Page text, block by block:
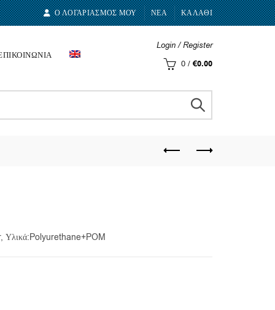
Ο ΛΟΓΑΡΙΑΣΜΟΣ ΜΟΥ ΝΕΑ ΚΑΛΑΘΙ
Login / Register
0 / €0.00
Υλικά:Polyurethane+POM